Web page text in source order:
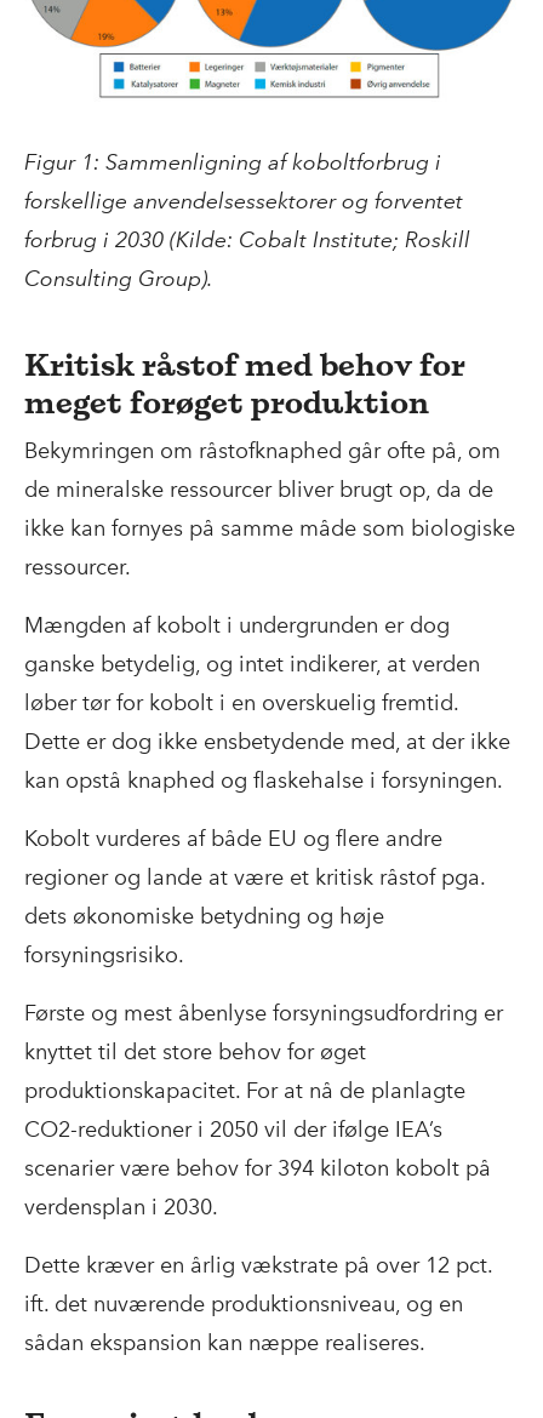
Figur 1: Sammenligning af koboltforbrug i
forskellige anvendelsessektorer og forventet
forbrug i 2030 (Kilde: Cobalt Institute; Roskill
Consulting Group).
Kritisk råstof med behov for
meget forøget produktion
Bekymringen om råstofknaphed går ofte på, om
de mineralske ressourcer bliver brugt op, da de
ikke kan fornyes på samme måde som biologiske
ressourcer.
Mængden af kobolt i undergrunden er dog
ganske betydelig, og intet indikerer, at verden
løber tør for kobolt i en overskuelig fremtid.
Dette er dog ikke ensbetydende med, at der ikke
kan opstå knaphed og flaskehalse i forsyningen.
Kobolt vurderes af både EU og flere andre
regioner og lande at være et kritisk råstof pga.
dets økonomiske betydning og høje
forsyningsrisiko.
Første og mest åbenlyse forsyningsudfordring er
knyttet til det store behov for øget
produktionskapacitet. For at nå de planlagte
CO2-reduktioner i 2050 vil der ifølge IEA’s
scenarier være behov for 394 kiloton kobolt på
verdensplan i 2030.
Dette kræver en årlig vækstrate på over 12 pct.
ift. det nuværende produktionsniveau, og en
sådan ekspansion kan næppe realiseres.